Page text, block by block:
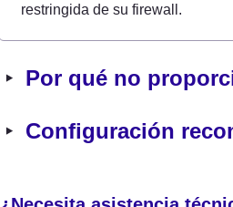
restringida de su firewall.
‣ Por qué no
‣ Configuración